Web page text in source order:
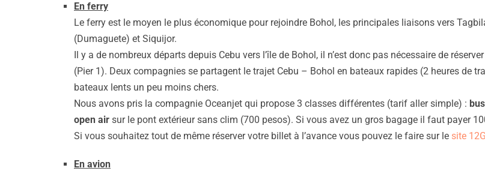
En ferry
Le ferry est le moyen le plus économique pour rejoindre Bohol, les principales liaisons vers
(Dumaguete) et Siquijor.
Il y a de nombreux départs depuis Cebu vers l’île de Bohol, il n’est donc pas nécessaire de
(Pier 1). Deux compagnies se partagent le trajet Cebu – Bohol en bateaux rapides (2 heures de
bateaux lents un peu moins chers.
Nous avons pris la compagnie Oceanjet qui propose 3 classes différentes (tarif aller simple) :
open air sur le pont extérieur sans clim (700 pesos). Si vous avez un gros bagage il faut payer
Si vous souhaitez tout de même réserver votre billet à l’avance vous pouvez le faire sur le site
En avion